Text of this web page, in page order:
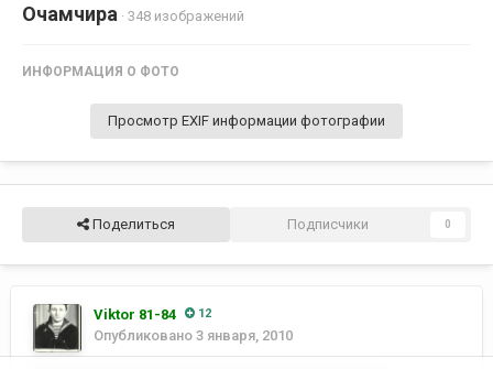
Очамчира · 348 изображений
ИНФОРМАЦИЯ О ФОТО
Просмотр EXIF информации фотографии
Поделиться Подписчики 0
Viktor 81-84 12
Опубликовано 3 января, 2010